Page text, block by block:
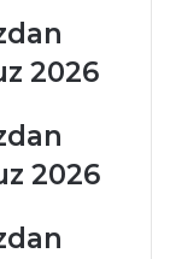
2026
2026